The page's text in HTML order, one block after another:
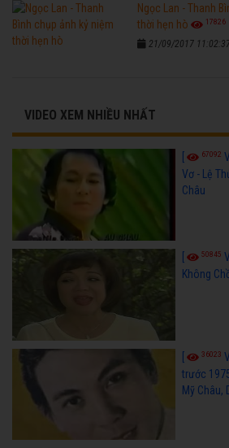
Ngọc Lan - Thanh
thời hẹn hò
17826
21/09/2017
VIDEO XEM NHIỀU NHẤT
67092
Vơ - Lệ
Châu
50845
Không
36023
trước
Mỹ Châu,